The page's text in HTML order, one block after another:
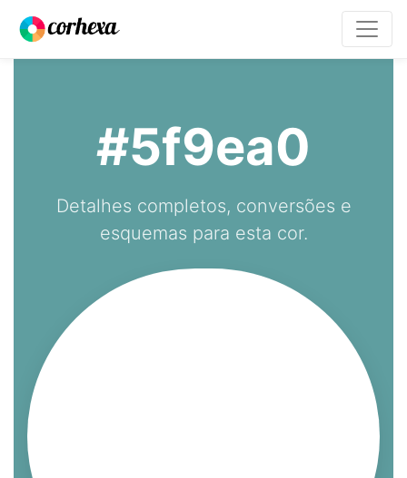
#5f9ea0
Detalhes completos, conversões e
esquemas para esta cor.